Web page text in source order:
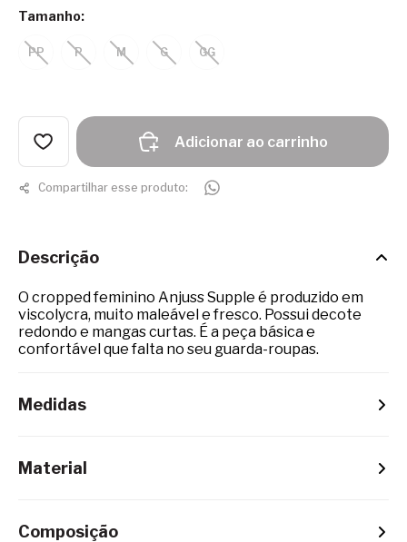
Tamanho:
PP P M G GG
Adicionar ao carrinho
Compartilhar esse produto:
Descrição
O cropped feminino Anjuss Supple é produzido em
viscolycra, muito maleável e fresco. Possui decote
redondo e mangas curtas. É a peça básica e
confortável que falta no seu guarda-roupas.
Material
Composição
Medidas